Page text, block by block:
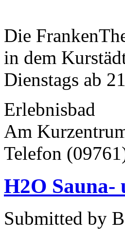
Die
in dem
Dienstags ab
Erlebnisbad
Am
Telefon
H2O Sauna-
Submitted by